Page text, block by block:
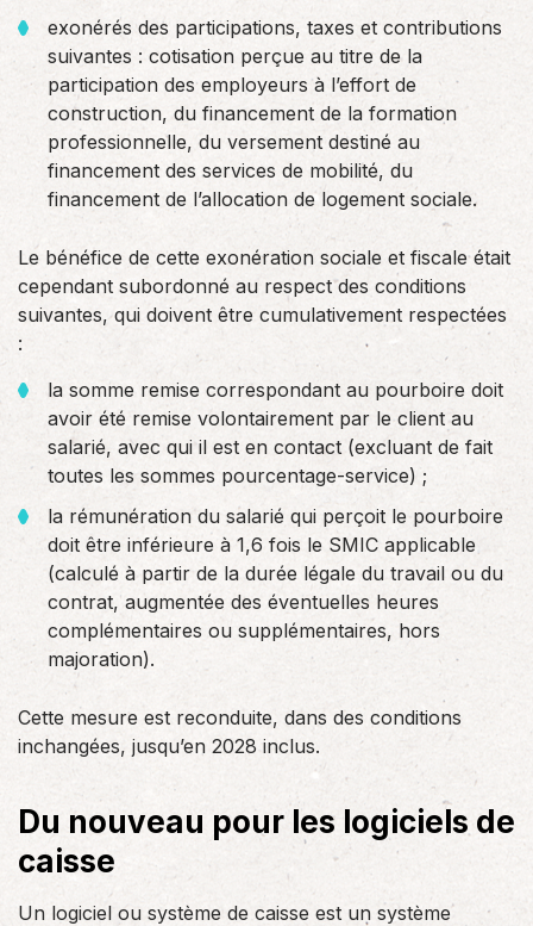
exonérés des participations, taxes et contributions
suivantes : cotisation perçue au titre de la
participation des employeurs à l’effort de
construction, du financement de la formation
professionnelle, du versement destiné au
financement des services de mobilité, du
financement de l’allocation de logement sociale.
Le bénéfice de cette exonération sociale et fiscale était
cependant subordonné au respect des conditions
suivantes, qui doivent être cumulativement respectées
:
la somme remise correspondant au pourboire doit
avoir été remise volontairement par le client au
salarié, avec qui il est en contact (excluant de fait
toutes les sommes pourcentage-service) ;
la rémunération du salarié qui perçoit le pourboire
doit être inférieure à 1,6 fois le SMIC applicable
(calculé à partir de la durée légale du travail ou du
contrat, augmentée des éventuelles heures
complémentaires ou supplémentaires, hors
majoration).
Cette mesure est reconduite, dans des conditions
inchangées, jusqu’en 2028 inclus.
Du nouveau pour les logiciels de
caisse
Un logiciel ou système de caisse est un système